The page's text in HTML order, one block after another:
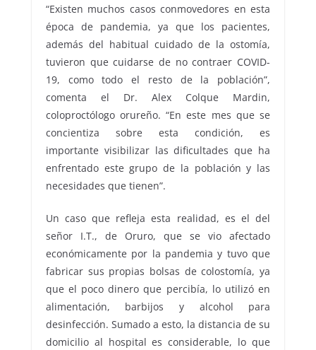
“Existen muchos casos conmovedores en esta
época de pandemia, ya que los pacientes,
además del habitual cuidado de la ostomía,
tuvieron que cuidarse de no contraer COVID-
19, como todo el resto de la población”,
comenta el Dr. Alex Colque Mardin,
coloproctólogo orureño. “En este mes que se
concientiza sobre esta condición, es
importante visibilizar las dificultades que ha
enfrentado este grupo de la población y las
necesidades que tienen”.
Un caso que refleja esta realidad, es el del
señor I.T., de Oruro, que se vio afectado
económicamente por la pandemia y tuvo que
fabricar sus propias bolsas de colostomía, ya
que el poco dinero que percibía, lo utilizó en
alimentación, barbijos y alcohol para
desinfección. Sumado a esto, la distancia de su
domicilio al hospital es considerable, lo que